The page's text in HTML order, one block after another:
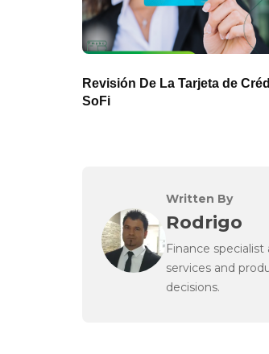
Revisión De La Tarjeta de
SoFi
Written By
Rodrigo
Finance
services and
decisions.